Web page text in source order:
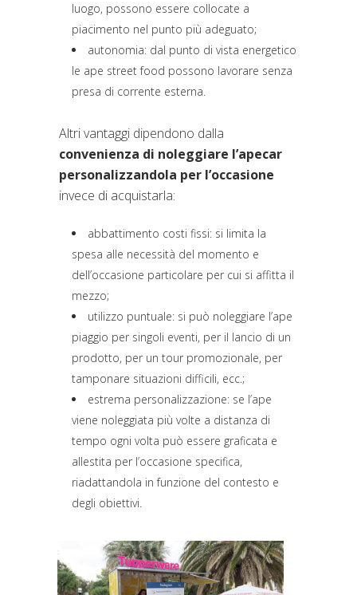
luogo, possono essere collocate a
piacimento nel punto più adeguato;
autonomia: dal punto di vista energetico
le ape street food possono lavorare senza
presa di corrente esterna.
Altri vantaggi dipendono dalla
convenienza di noleggiare l’apecar
personalizzandola per l’occasione
invece di acquistarla:
abbattimento costi fissi: si limita la
spesa alle necessità del momento e
dell’occasione particolare per cui si affitta il
mezzo;
utilizzo puntuale: si può noleggiare l’ape
piaggio per singoli eventi, per il lancio di un
prodotto, per un tour promozionale, per
tamponare situazioni difficili, ecc.;
estrema personalizzazione: se l’ape
viene noleggiata più volte a distanza di
tempo ogni volta può essere graficata e
allestita per l’occasione specifica,
riadattandola in funzione del contesto e
degli obiettivi.